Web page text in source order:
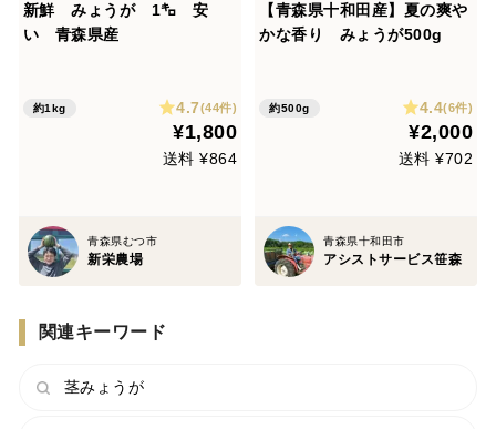
新鮮 みょうが 1㌔ 安
い 青森県産
約1kg 4.7(44件)
¥1,800
送料 ¥864
青森県むつ市
新栄農場
【青森県十和田産】夏の爽や
かな香り みょうが500g
約500g 4.4(6件)
¥2,000
送料 ¥702
青森県十和田市
アシストサービス笹森
関連キーワード
茎みょうが